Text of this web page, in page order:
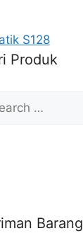
Produk
Barang